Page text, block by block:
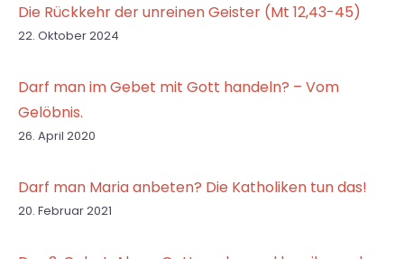
Die Rückkehr der unreinen Geister (Mt 12,43-45)
22. Oktober 2024
Darf man im Gebet mit Gott handeln? – Vom
Gelöbnis.
26. April 2020
Darf man Maria anbeten? Die Katholiken tun das!
20. Februar 2021